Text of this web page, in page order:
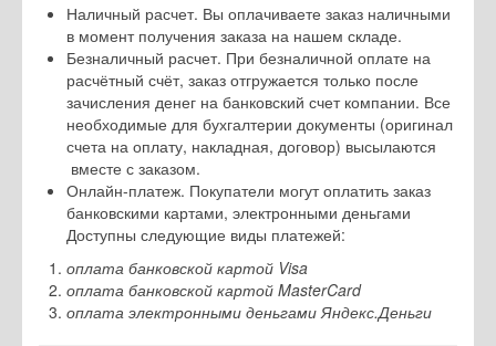
Наличный расчет. Вы оплачиваете заказ наличными
в момент получения заказа на нашем складе.
Безналичный расчет. При безналичной оплате на
расчётный счёт, заказ отгружается только после
зачисления денег на банковский счет компании. Все
необходимые для бухгалтерии документы (оригинал
счета на оплату, накладная, договор) высылаются
вместе с заказом.
Онлайн-платеж. Покупатели могут оплатить заказ
банковскими картами, электронными деньгами
Доступны следующие виды платежей:
оплата банковской картой Visa
оплата банковской картой MasterCard
оплата электронными деньгами Яндекс.Деньги